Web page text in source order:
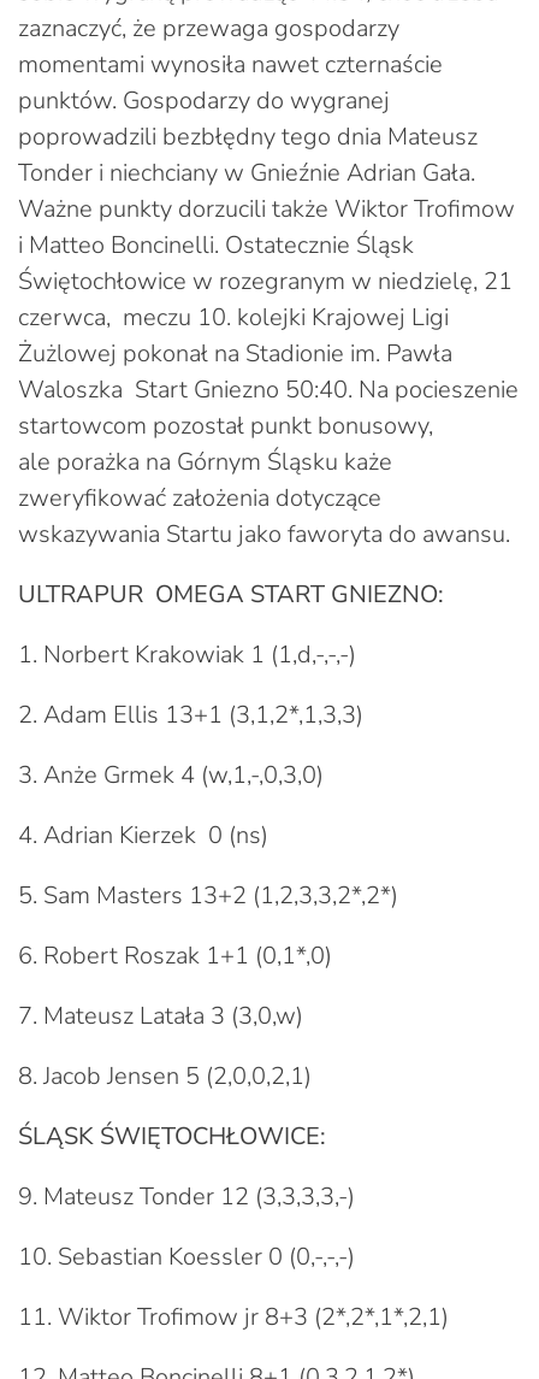
zaznaczyć, że przewaga gospodarzy
momentami wynosiła nawet czternaście
punktów. Gospodarzy do wygranej
poprowadzili bezbłędny tego dnia Mateusz
Tonder i niechciany w Gnieźnie Adrian Gała.
Ważne punkty dorzucili także Wiktor Trofimow
i Matteo Boncinelli. Ostatecznie Śląsk
Świętochłowice w rozegranym w niedzielę, 21
czerwca, meczu 10. kolejki Krajowej Ligi
Żużlowej pokonał na Stadionie im. Pawła
Waloszka Start Gniezno 50:40. Na pocieszenie
startowcom pozostał punkt bonusowy,
ale porażka na Górnym Śląsku każe
zweryfikować założenia dotyczące
wskazywania Startu jako faworyta do awansu.
ULTRAPUR OMEGA START GNIEZNO:
1. Norbert Krakowiak 1 (1,d,-,-,-)
2. Adam Ellis 13+1 (3,1,2*,1,3,3)
3. Anże Grmek 4 (w,1,-,0,3,0)
4. Adrian Kierzek 0 (ns)
5. Sam Masters 13+2 (1,2,3,3,2*,2*)
6. Robert Roszak 1+1 (0,1*,0)
7. Mateusz Latała 3 (3,0,w)
8. Jacob Jensen 5 (2,0,0,2,1)
ŚLĄSK ŚWIĘTOCHŁOWICE:
9. Mateusz Tonder 12 (3,3,3,3,-)
10. Sebastian Koessler 0 (0,-,-,-)
11. Wiktor Trofimow jr 8+3 (2*,2*,1*,2,1)